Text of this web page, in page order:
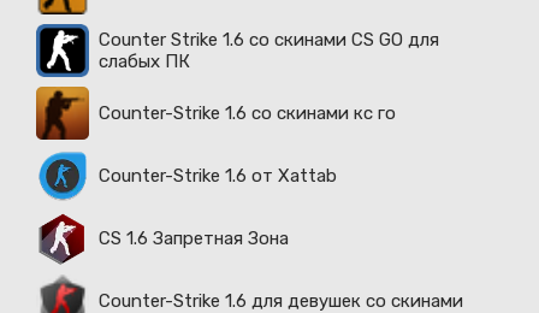
Counter Strike 1.6 со скинами CS GO для
слабых ПК
Counter-Strike 1.6 со скинами кс го
Counter-Strike 1.6 от Xattab
CS 1.6 Запретная Зона
Counter-Strike 1.6 для девушек со скинами